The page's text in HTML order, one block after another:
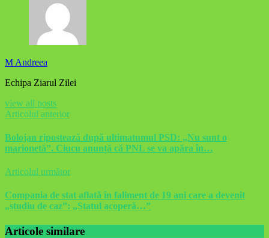
M Andreea
Echipa Ziarul Zilei
view all posts
Articolul anterior
Bolojan ripostează după ultimatumul PSD: „Nu sunt o
marionetă”. Ciucu anunță că PNL se va apăra în…
Articolul următor
Compania de stat aflată în faliment de 19 ani care a devenit
„studiu de caz”: „Statul acoperă…”
Articole similare